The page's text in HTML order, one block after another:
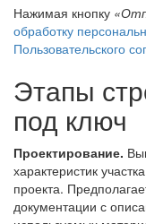
Нажимая кнопку
обработку
Пользовательского
Этапы
под ключ
Проектирование.
характеристик
проекта.
документации с